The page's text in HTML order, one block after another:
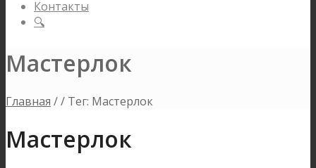
Контакты
🔍
Мастерлок
Главная // Тег: Мастерлок
Мастерлок